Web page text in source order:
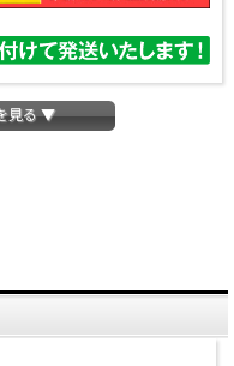
要機」を無料で取り付けて発送さ
なられますと、コインが必要な
いたします。
で、電話かメールにてお問い合
見る ▼